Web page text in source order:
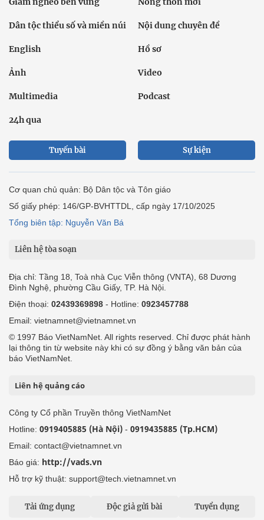
Dân tộc thiểu số và miền núi Nội dung chuyên đề
English Hồ sơ
Ảnh Video
Multimedia Podcast
24h qua
Tuyến bài Sự kiện
Cơ quan chủ quản: Bộ Dân tộc và Tôn giáo
Số giấy phép: 146/GP-BVHTTDL, cấp ngày 17/10/2025
Tổng biên tập: Nguyễn Văn Bá
Liên hệ tòa soạn
Địa chỉ: Tầng 18, Toà nhà Cục Viễn thông (VNTA), 68 Dương
Đình Nghệ, phường Cầu Giấy, TP. Hà Nội.
Điện thoại: 02439369898 - Hotline: 0923457788
Email: vietnamnet@vietnamnet.vn
© 1997 Báo VietNamNet. All rights reserved. Chỉ được phát hành
lại thông tin từ website này khi có sự đồng ý bằng văn bản của
báo VietNamNet.
Liên hệ quảng cáo
Công ty Cổ phần Truyền thông VietNamNet
Hotline: 0919405885 (Hà Nội) - 0919435885 (Tp.HCM)
Email: contact@vietnamnet.vn
Báo giá: http://vads.vn
Hỗ trợ kỹ thuật: support@tech.vietnamnet.vn
Tải ứng dụng Độc giả gửi bài Tuyển dụng